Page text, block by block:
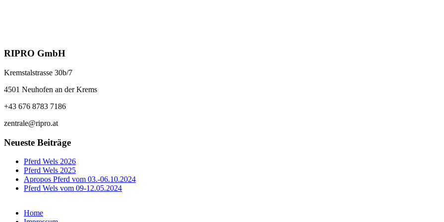
RIPRO GmbH
Kremstalstrasse 30b/7
4501 Neuhofen an der Krems
+43 676 8783 7186
zentrale@ripro.at
Neueste Beiträge
Pferd Wels 2026
Pferd Wels 2025
Apropos Pferd vom 03.-06.10.2024
Pferd Wels vom 09-12.05.2024
Home